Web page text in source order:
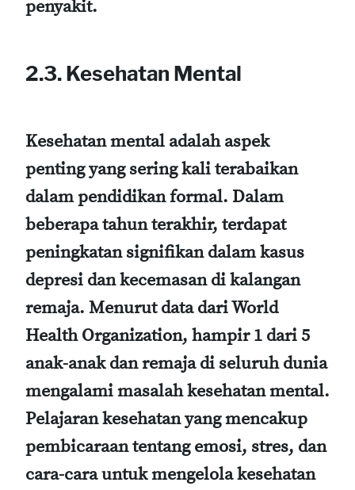
penyakit.
2.3. Kesehatan Mental
Kesehatan mental adalah aspek
penting yang sering kali terabaikan
dalam pendidikan formal. Dalam
beberapa tahun terakhir, terdapat
peningkatan signifikan dalam kasus
depresi dan kecemasan di kalangan
remaja. Menurut data dari World
Health Organization, hampir 1 dari 5
anak-anak dan remaja di seluruh dunia
mengalami masalah kesehatan mental.
Pelajaran kesehatan yang mencakup
pembicaraan tentang emosi, stres, dan
cara-cara untuk mengelola kesehatan